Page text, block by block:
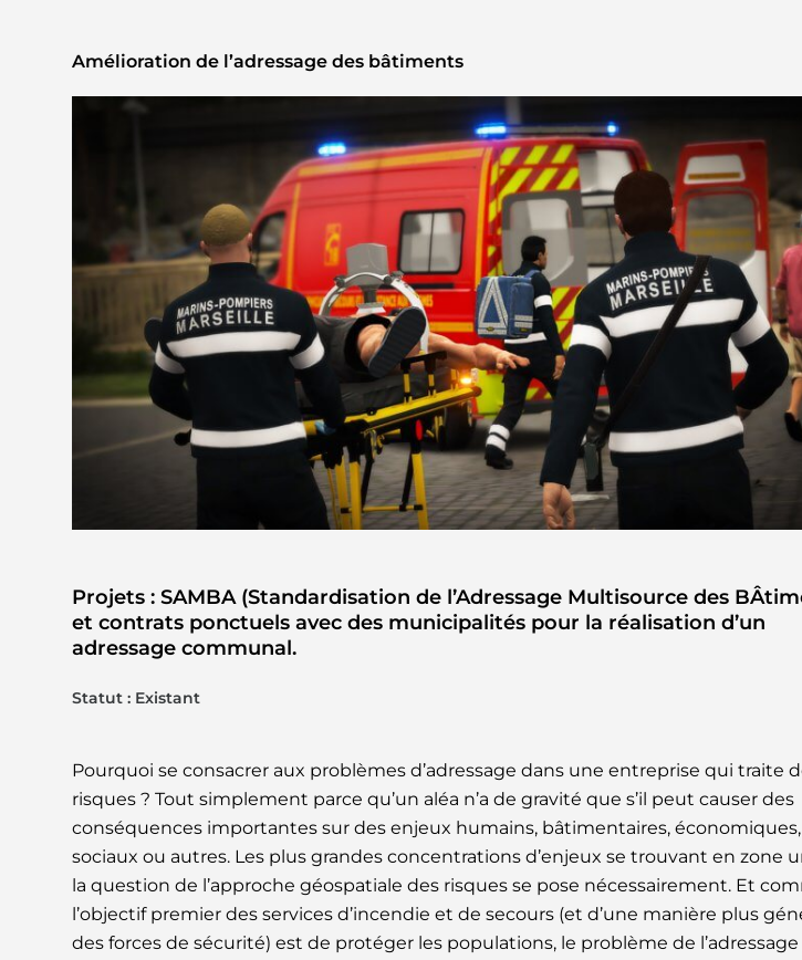
Amélioration de l’adressage des bâtiments
Projets : SAMBA (Standardisation de l’Adressage Multisource des
et contrats ponctuels avec des municipalités pour la réalisation d’un
adressage communal.
Statut : Existant
Pourquoi se consacrer aux problèmes d’adressage dans une entreprise qui traite
risques ? Tout simplement parce qu’un aléa n’a de gravité que s’il peut causer des
conséquences importantes sur des enjeux humains, bâtimentaires, économiques,
sociaux ou autres. Les plus grandes concentrations d’enjeux se trouvant en zone
la question de l’approche géospatiale des risques se pose nécessairement. Et
l’objectif premier des services d’incendie et de secours (et d’une manière plus
des forces de sécurité) est de protéger les populations, le problème de l’adressage